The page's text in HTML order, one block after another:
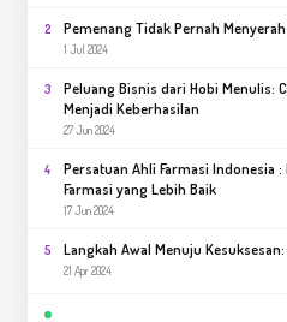
2 Pemenang Tidak Pernah Menyerah
1 Jul 2024
3
Peluang Bisnis dari Hobi Menulis:
Menjadi Keberhasilan
27 Jun 2024
4
Persatuan Ahli Farmasi Indonesia :
Farmasi yang Lebih Baik
17 Jun 2024
5 Langkah Awal Menuju
21 Apr 2024